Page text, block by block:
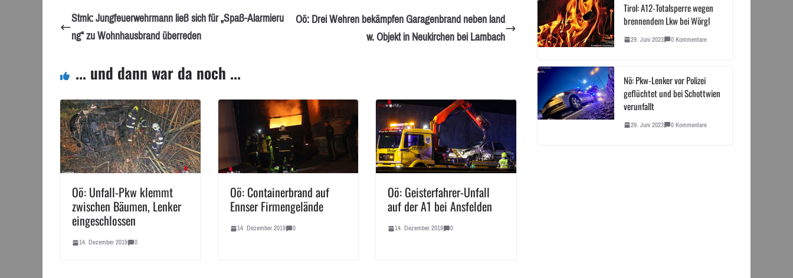
Stmk: Jungfeuerwehrmann ließ sich für „Spaß-Alarmieru
ng“ zu Wohnhausbrand überreden
Oö: Drei Wehren bekämpfen Garagenbrand neben land
w. Objekt in Neukirchen bei Lambach
... und dann war da noch ...
Oö: Unfall-Pkw klemmt
zwischen Bäumen, Lenker
eingeschlossen
14. Dezember 2019 0
Oö: Containerbrand auf
Ennser Firmengelände
14. Dezember 2019 0
Oö: Geisterfahrer-Unfall
auf der A1 bei Ansfelden
14. Dezember 2019 0
Tirol: A12-Totalsperre wegen
brennendem Lkw bei Wörgl
29. Juni 2023 0 Kommentare
Nö: Pkw-Lenker vor Polizei
geflüchtet und bei Schottwien
verunfallt
29. Juni 2023 0 Kommentare